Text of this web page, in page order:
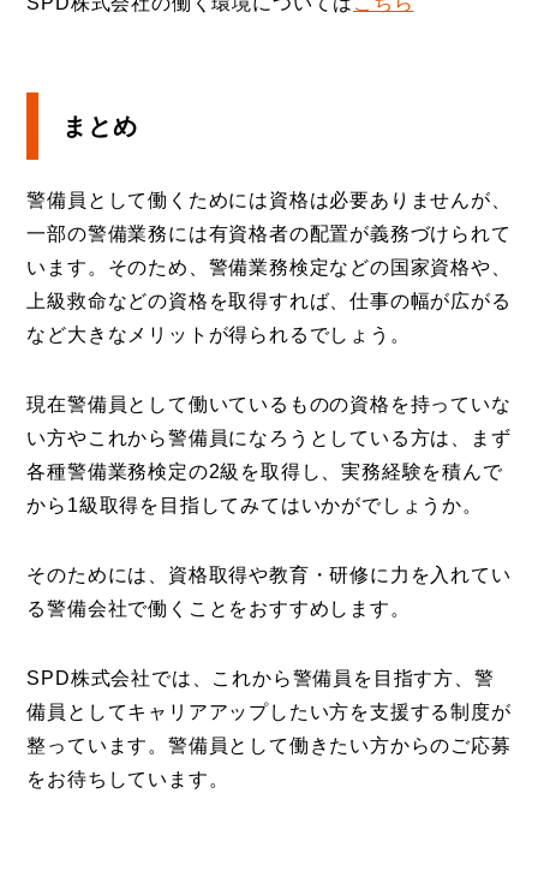
まとめ
警備員として働くためには資格は必要ありませんが、
一部の警備業務には有資格者の配置が義務づけられて
います。そのため、警備業務検定などの国家資格や、
上級救命などの資格を取得すれば、仕事の幅が広がる
など大きなメリットが得られるでしょう。
現在警備員として働いているものの資格を持っていな
い方やこれから警備員になろうとしている方は、まず
各種警備業務検定の2級を取得し、実務経験を積んで
から1級取得を目指してみてはいかがでしょうか。
そのためには、資格取得や教育・研修に力を入れてい
る警備会社で働くことをおすすめします。
SPD株式会社では、これから警備員を目指す方、警
備員としてキャリアアップしたい方を支援する制度が
整っています。警備員として働きたい方からのご応募
をお待ちしています。